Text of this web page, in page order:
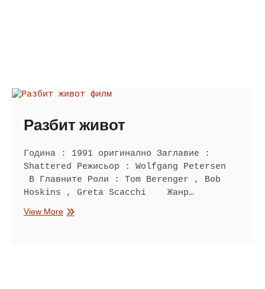
Разбит живот
Година : 1991 оригинално Заглавие :
Shattered Режисьор : Wolfgang Petersen
В Главните Роли : Tom Berenger , Bob
Hoskins , Greta Scacchi Жанр…
View MoreРазбит